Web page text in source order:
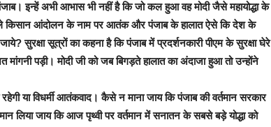
इन्हें अभी आभास भी नहीं है कि जो कल हुआ वह मोदी जैसे महायोद्धा के
किसान आंदोलन के नाम पर आतंक और पंजाब के हालात ऐसे कि देश के
सुरक्षा सूत्रों का कहना है कि पंजाब में प्रदर्शनकारी पीएम के सुरक्षा घेरे
पड़ी। मोदी जी को जब बिगड़ते हालात का अंदाजा हुआ तो उन्होंने
या विधर्मी आतंकवाद। कैसे न माना जाय कि पंजाब की वर्तमान सरकार
लिया जाय कि आज पृथ्वी पर वर्तमान में सनातन के सबसे बड़े योद्धा को